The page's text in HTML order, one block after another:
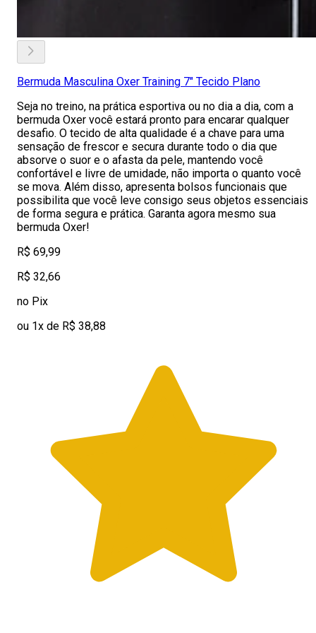
Bermuda Masculina Oxer Training 7" Tecido Plano
Seja no treino, na prática esportiva ou no dia a dia, com a
bermuda Oxer você estará pronto para encarar qualquer
desafio. O tecido de alta qualidade é a chave para uma
sensação de frescor e secura durante todo o dia que
absorve o suor e o afasta da pele, mantendo você
confortável e livre de umidade, não importa o quanto você
se mova. Além disso, apresenta bolsos funcionais que
possibilita que você leve consigo seus objetos essenciais
de forma segura e prática. Garanta agora mesmo sua
bermuda Oxer!
R$ 69,99
R$ 32,66
no Pix
ou 1x de R$ 38,88